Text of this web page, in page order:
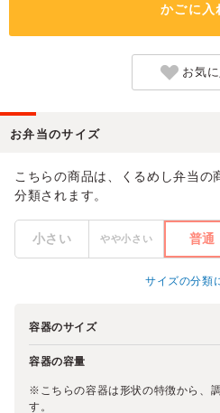
かごに入
お気
お弁当のサイズ
こちらの商品は、くるめし弁当の
分類されます。
小さい やや小さい 普通
サイズの分類
容器のサイズ
容器の容量
※こちらの容器は形状の特徴から、
す。